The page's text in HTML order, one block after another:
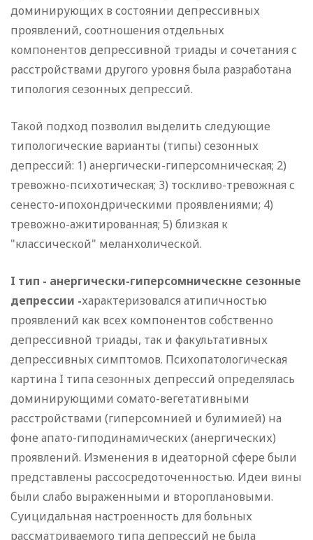
доминирующих в состоянии депрессивных
проявлений, соотношения отдельных
компонентов депрессивной триады и сочетания с
расстройствами другого уровня была разработана
типология сезонных депрессий.
Такой подход позволил выделить следующие
типологические варианты (типы) сезонных
депрессий: 1) анергически-гиперсомническая; 2)
тревожно-психотическая; 3) тоскливо-тревожная с
сенесто-ипохондрическими проявлениями; 4)
тревожно-ажитированная; 5) близкая к
"классической" меланхолической.
I тип - анергически-гиперсомническне сезонные
депрессии -характеризовался атипичностью
проявлений как всех компонентов собственно
депрессивной триады, так и факультативных
депрессивных симптомов. Психопатологическая
картина I типа сезонных депрессий определялась
доминирующими сомато-вегетативными
расстройствами (гиперсомнией и булимией) на
фоне апато-гиподинамических (анергических)
проявлений. Изменения в идеаторной сфере были
представлены рассосредоточенностью. Идеи вины
были слабо выраженными и второплановыми.
Суицидальная настроенность для больных
рассматриваемого типа депрессий не была